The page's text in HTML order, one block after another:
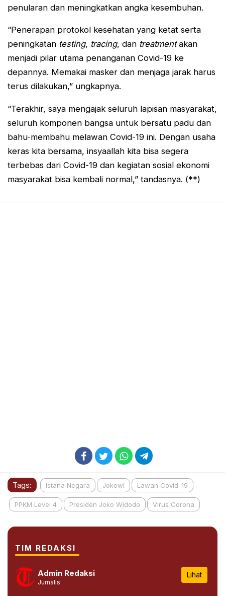
penularan dan meningkatkan angka kesembuhan.
“Penerapan protokol kesehatan yang ketat serta
peningkatan testing, tracing, dan treatmentakan
menjadi pilar utama penanganan Covid-19 ke
depannya. Memakai masker dan menjaga jarak harus
terus dilakukan,” ungkapnya.
“Terakhir, saya mengajak seluruh lapisan masyarakat,
seluruh komponen bangsa untuk bersatu padu dan
bahu-membahu melawan Covid-19 ini. Dengan usaha
keras kita bersama, insyaallah kita bisa segera
terbebas dari Covid-19 dan kegiatan sosial ekonomi
masyarakat bisa kembali normal,” tandasnya. (**)
Tags: Istana Negara Jokowi Lawan Covid-19
PPKM Level 4 Presiden Joko Widodo Virus Corona
TIM REDAKSI
Admin Redaksi
Jurnalis
Lihat